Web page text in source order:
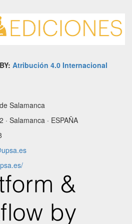
Atribución 4.0 Internacional
Salamanca
Salamanca · ESPAÑA